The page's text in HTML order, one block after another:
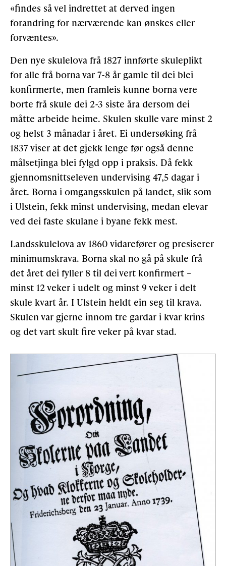
«findes så vel indrettet at derved ingen
forandring for nærvæ­rende kan ønskes eller
forvæntes».
Den nye skulelova frå 1827 innførte skuleplikt
for alle frå borna var 7-8 år gamle til dei blei
konfirmerte, men framleis kunne borna vere
borte frå skule dei 2-3 siste åra dersom dei
måtte arbeide heime. Skulen skulle vare minst 2
og helst 3 månadar i året. Ei undersøking frå
1837 viser at det gjekk lenge før også denne
målsetjinga blei fylgd opp i praksis. Då fekk
gjennomsnittseleven undervising 47,5 dagar i
året. Borna i omgangsskulen på landet, slik som
i Ulstein, fekk minst undervising, medan elevar
ved dei faste skulane i byane fekk mest.
Landsskulelova av 1860 vidarefører og presiserer
minimumskrava. Borna skal no gå på skule frå
det året dei fyller 8 til dei vert konfirmert –
minst 12 veker i udelt og minst 9 veker i delt
skule kvart år. I Ulstein heldt ein seg til krava.
Skulen var gjerne innom tre gardar i kvar krins
og det vart skult fire veker på kvar stad.